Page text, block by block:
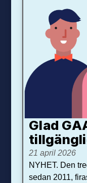
Glad
21 april 2026
NYHET. Den
sedan 2011,